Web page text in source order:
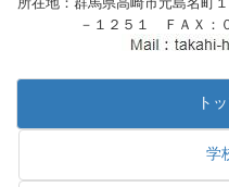
－１２５１ ＦＡＸ：
ト
学